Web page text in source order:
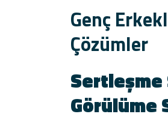
Genç
Çözümler
Sertleşme
Görülüme